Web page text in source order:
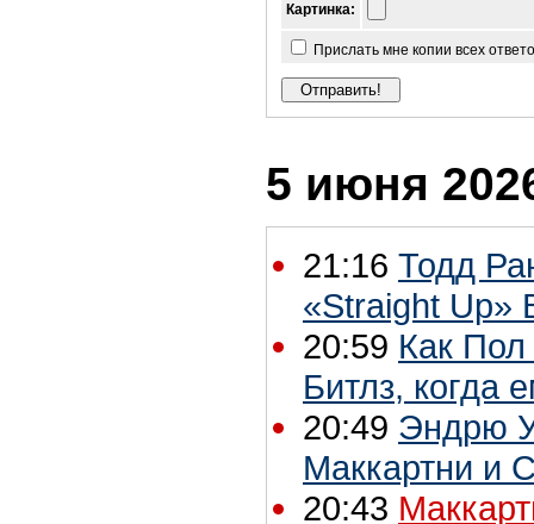
Картинка:
Прислать мне копии всех
5 июня
21:16 Тодд
«Straight Up»
20:59 Как
Битлз, когда
20:49 Эндрю
Маккартни и
20:43